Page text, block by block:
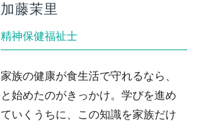
加藤茉里
精神保健福祉士
家族の健康が食生活で守れるなら、
と始めたのがきっかけ。学びを進め
ていくうちに、この知識を家族だけ